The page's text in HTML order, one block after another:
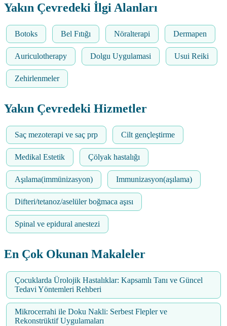
Yakın Çevredeki İlgi Alanları
Botoks Bel Fıtığı Nöralterapi Dermapen
Auriculotherapy Dolgu Uygulamasi Usui Reiki
Zehirlenmeler
Yakın Çevredeki Hizmetler
Saç mezoterapi ve saç prp Cilt gençleştirme
Medikal Estetik Çölyak hastalığı
Aşılama(immünizasyon) Immunizasyon(aşılama)
Difteri/tetanoz/aselüler boğmaca aşısı
Spinal ve epidural anestezi
En Çok Okunan Makaleler
Çocuklarda Ürolojik Hastalıklar: Kapsamlı Tanı ve Güncel
Tedavi Yöntemleri Rehberi
Mikrocerrahi ile Doku Nakli: Serbest Flepler ve
Rekonstrüktif Uygulamaları